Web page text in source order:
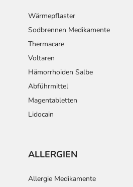
Wärmepflaster
Sodbrennen Medikamente
Thermacare
Voltaren
Hämorrhoiden Salbe
Abführmittel
Magentabletten
Lidocain
ALLERGIEN
Allergie Medikamente